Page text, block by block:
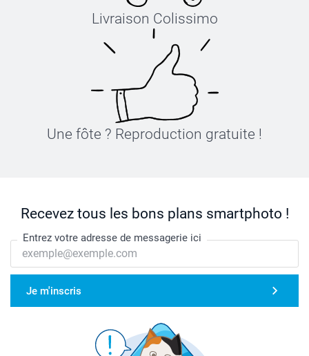
Livraison Colissimo
Une fôte ? Reproduction gratuite !
Recevez tous les bons plans smartphoto !
Entrez votre adresse de messagerie ici
Je m'inscris